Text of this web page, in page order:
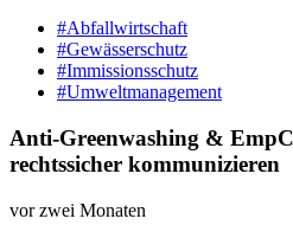
#Abfallwirtschaft
#Gewässerschutz
#Immissionsschutz
#Umweltmanagement
Anti-Greenwashing &
rechtssicher kommunizieren
vor zwei Monaten